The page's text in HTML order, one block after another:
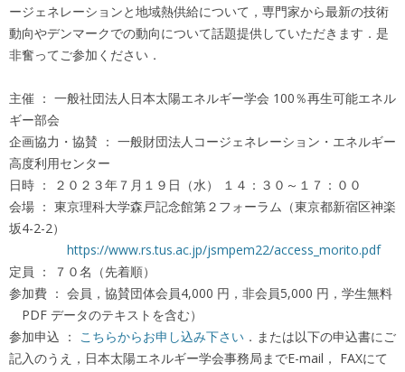
ージェネレーションと地域熱供給について，専門家から最新の技術
動向やデンマークでの動向について話題提供していただきます．是
非奮ってご参加ください．
主催 ： 一般社団法人日本太陽エネルギー学会 100％再生可能エネル
ギー部会
企画協力・協賛 ： 一般財団法人コージェネレーション・エネルギー
高度利用センター
日時 ： ２０２３年７月１９日（水） １４：３０～１７：００
会場 ： 東京理科大学森戸記念館第２フォーラム（東京都新宿区神楽
坂4-2-2）
https://www.rs.tus.ac.jp/jsmpem22/access_morito.pdf
定員 ： ７０名（先着順）
参加費 ： 会員，協賛団体会員4,000 円，非会員5,000 円，学生無料
PDF データのテキストを含む）
参加申込 ： こちらからお申し込み下さい ．または以下の申込書にご
記入のうえ，日本太陽エネルギー学会事務局までE-mail， FAXにて